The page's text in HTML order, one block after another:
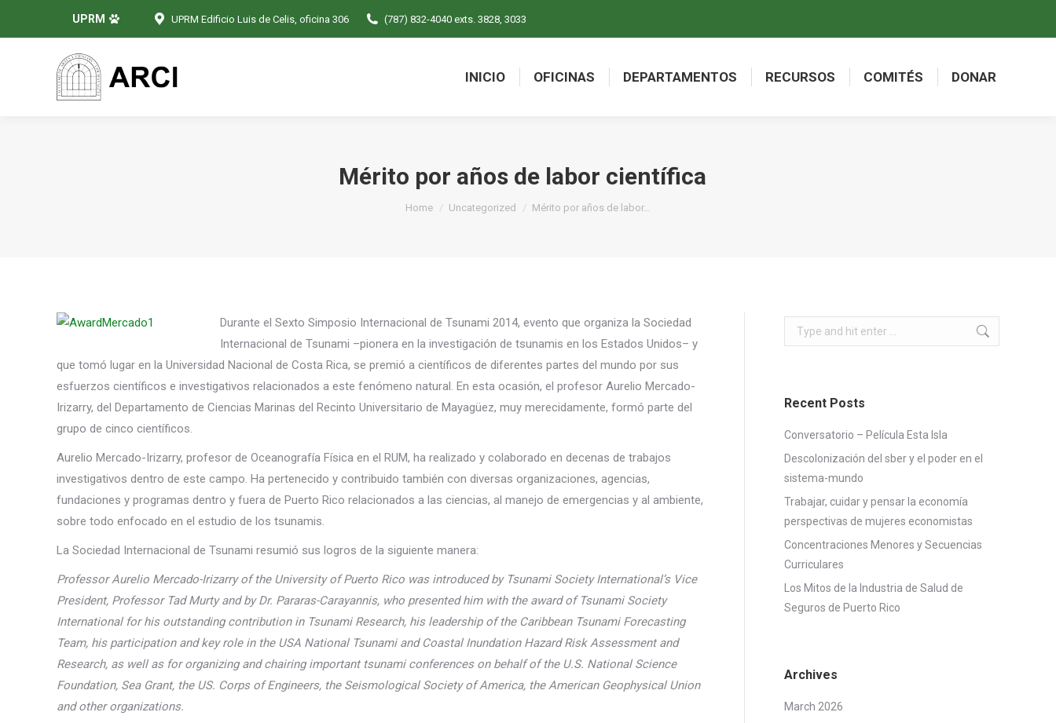
UPRM UPRM Edificio Luis de Celis, oficina 306 (787) 832-4040 exts. 3828, 3033
INICIO OFICINAS DEPARTAMENTOS RECURSOS COMITÉS DONAR
Mérito por años de labor científica
You are here:
Home Uncategorized Mérito por años de labor…
Durante el Sexto Simposio Internacional de Tsunami 2014, evento que organiza la Sociedad
Internacional de Tsunami –pionera en la investigación de tsunamis en los Estados Unidos– y
que tomó lugar en la Universidad Nacional de Costa Rica, se premió a científicos de diferentes partes del mundo por sus
esfuerzos científicos e investigativos relacionados a este fenómeno natural. En esta ocasión, el profesor Aurelio Mercado-
Irizarry, del Departamento de Ciencias Marinas del Recinto Universitario de Mayagüez, muy merecidamente, formó parte del
grupo de cinco científicos.
Aurelio Mercado-Irizarry, profesor de Oceanografía Física en el RUM, ha realizado y colaborado en decenas de trabajos
investigativos dentro de este campo. Ha pertenecido y contribuido también con diversas organizaciones, agencias,
fundaciones y programas dentro y fuera de Puerto Rico relacionados a las ciencias, al manejo de emergencias y al ambiente,
sobre todo enfocado en el estudio de los tsunamis.
La Sociedad Internacional de Tsunami resumió sus logros de la siguiente manera:
Professor Aurelio Mercado-Irizarry of the University of Puerto Rico was introduced by Tsunami Society International’s Vice
President, Professor Tad Murty and by Dr. Pararas-Carayannis, who presented him with the award of Tsunami Society
International for his outstanding contribution in Tsunami Research, his leadership of the Caribbean Tsunami Forecasting
Team, his participation and key role in the USA National Tsunami and Coastal Inundation Hazard Risk Assessment and
Research, as well as for organizing and chairing important tsunami conferences on behalf of the U.S. National Science
Foundation, Sea Grant, the US. Corps of Engineers, the Seismological Society of America, the American Geophysical Union
and other organizations.
Search:
Recent Posts
Conversatorio – Película Esta Isla
Descolonización del sber y el poder en el
sistema-mundo
Trabajar, cuidar y pensar la economía
perspectivas de mujeres economistas
Concentraciones Menores y Secuencias
Curriculares
Los Mitos de la Industria de Salud de
Seguros de Puerto Rico
Archives
March 2026
INICIO